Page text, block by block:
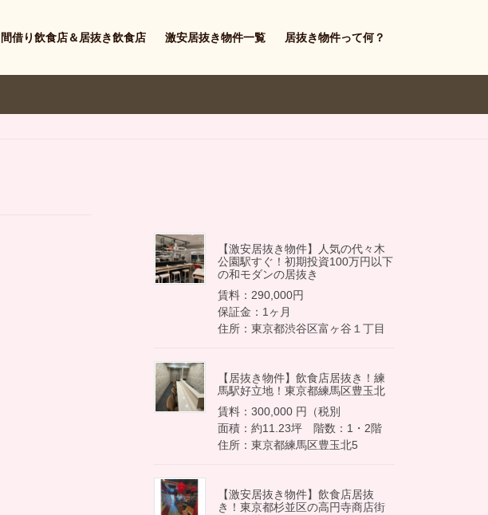
間借り飲食店＆居抜き飲食店 激安居抜き物件一覧 居抜き物件って何？
【激安居抜き物件】人気の代々木
公園駅すぐ！初期投資100万円以下
の和モダンの居抜き
賃料：290,000円
保証金：1ヶ月
住所：東京都渋谷区富ヶ谷１丁目
【居抜き物件】飲食店居抜き！練
馬駅好立地！東京都練馬区豊玉北
賃料：300,000 円（税別
面積：約11.23坪 階数：1・2階
住所：東京都練馬区豊玉北5
【激安居抜き物件】飲食店居抜
き！東京都杉並区の高円寺商店街